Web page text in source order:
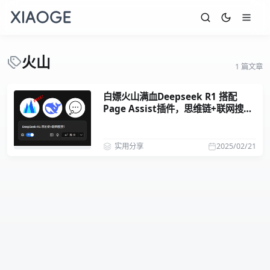
火山 1 篇文章
白嫖火山满血Deepseek R1 搭配
Page Assist插件，思维链+联网搜索
2025/02/21
实用分享